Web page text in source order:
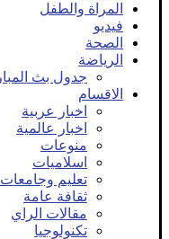
المراة والطفل
فيديو
الصحة
الرياضة
جدول بث
الاقسام
اخبار عربية
اخبار عالمية
منوعات
اسلاميات
تعليم وجامعات
ثقافة عامة
مقالات الراي
تكنولوجيا